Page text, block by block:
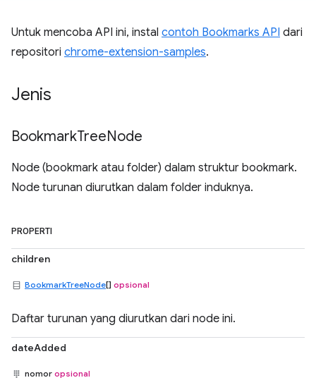
Untuk mencoba API ini, instal contoh Bookmarks API dari
repositori chrome-extension-samples.
Jenis
BookmarkTreeNode
Node (bookmark atau folder) dalam struktur bookmark.
Node turunan diurutkan dalam folder induknya.
PROPERTI
children
BookmarkTreeNode[] opsional
Daftar turunan yang diurutkan dari node ini.
dateAdded
nomor opsional